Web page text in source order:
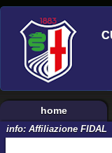
home
info: Affiliazione FIDAL